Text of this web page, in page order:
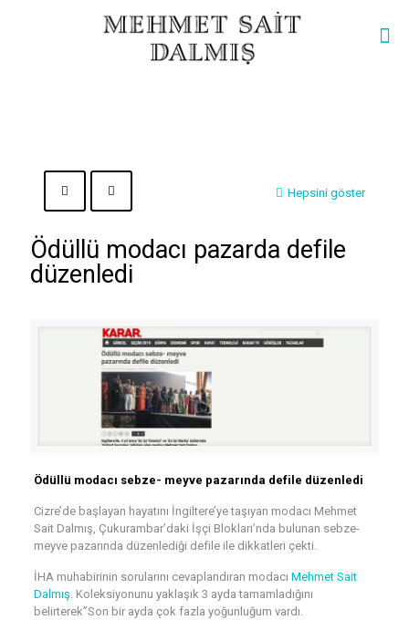
Hepsini göster
Ödüllü modacı pazarda defile
düzenledi
Ödüllü modacı sebze- meyve pazarında defile düzenledi
Cizre’de başlayan hayatını İngiltere’ye taşıyan modacı Mehmet
Sait Dalmış, Çukurambar’daki İşçi Blokları’nda bulunan sebze-
meyve pazarında düzenlediği defile ile dikkatleri çekti.
İHA muhabirinin sorularını cevaplandıran modacı Mehmet Sait
Dalmış. Koleksiyonunu yaklaşık 3 ayda tamamladığını
belirterek”Son bir ayda çok fazla yoğunluğum vardı.